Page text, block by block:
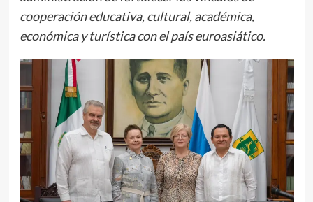
cooperación educativa, cultural, académica,
económica y turística con el país euroasiático.